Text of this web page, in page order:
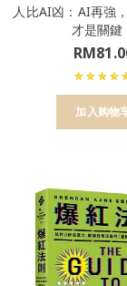
人比AI凶：AI再強
才是關鍵
RM
加入购物